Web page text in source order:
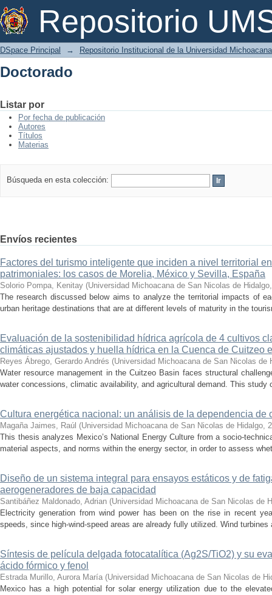
Repositorio
Doctorado
DSpace Principal → Repositorio Institucional de la Universidad
Doctorado
Listar por
Por fecha de publicación
Autores
Títulos
Materias
Búsqueda en esta colección:
Envíos recientes
Factores del turismo inteligente que inciden a nivel territorial
patrimoniales: los casos de Morelia, México y Sevilla, España
Solorio Pompa, Kenitay (Universidad Michoacana de San Nicolas de Hidalgo
The research discussed below aims to analyze the territorial impacts of
urban heritage destinations that are at different levels of maturity in the
Evaluación de la sostenibilidad hídrica agrícola de 4 cultivos
climáticas ajustados y huella hídrica en la Cuenca de Cuitzeo
Reyes Ábrego, Gerardo Andrés (Universidad Michoacana de San Nicolas de
Water resource management in the Cuitzeo Basin faces structural
water concessions, climatic availability, and agricultural demand. This study
Cultura energética nacional: un análisis de la dependencia de
Magaña Jaimes, Raúl (Universidad Michoacana de San Nicolas de Hidalgo,
This thesis analyzes Mexico’s National Energy Culture from a socio-
material aspects, and norms within the energy sector, in order to assess
Diseño de un sistema integral para ensayos estáticos y de
aerogeneradores de baja capacidad
Santibáñez Maldonado, Adrian (Universidad Michoacana de San Nicolas de
Electricity generation from wind power has been on the rise in recent
speeds, since high-wind-speed areas are already fully utilized. Wind
Síntesis de película delgada fotocatalítica (Ag2S/TiO2) y su
ácido fórmico y fenol
Estrada Murillo, Aurora María (Universidad Michoacana de San Nicolas de
Mexico has a high potential for solar energy utilization due to the